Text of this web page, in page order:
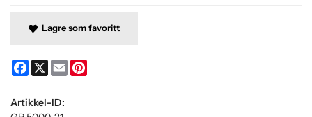
Lagre som favoritt
Facebook
X Email
Artikkel-ID: